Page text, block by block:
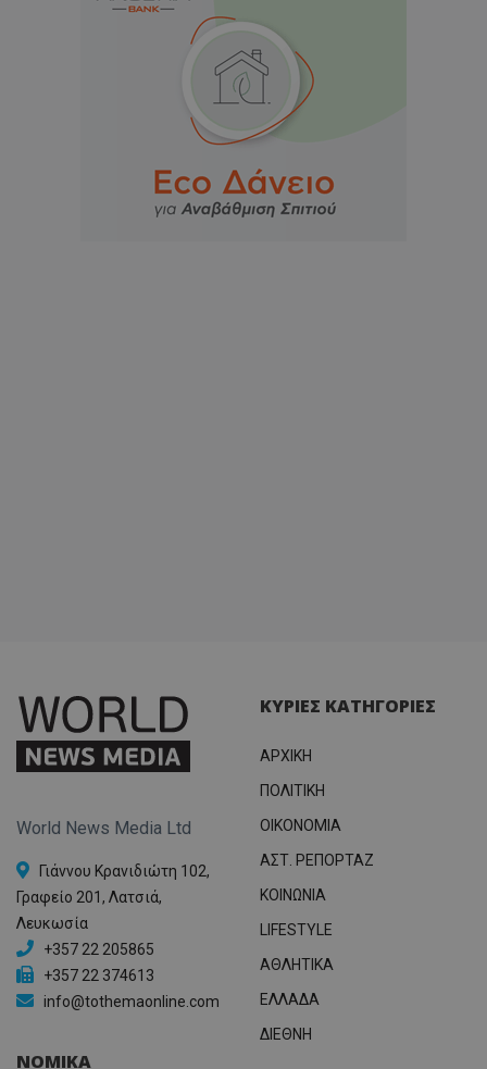
World News Media Ltd
Γιάννου Κρανιδιώτη 102,
Γραφείο 201, Λατσιά,
Λευκωσία
+357 22 205865
+357 22 374613
info@tothemaonline.com
ΚΥΡΙΕΣ ΚΑΤΗΓΟΡΙΕΣ
ΑΡΧΙΚΗ
ΠΟΛΙΤΙΚΗ
OIKONOMIA
ΑΣΤ. ΡΕΠΟΡΤΑΖ
ΚΟΙΝΩΝΙΑ
LIFESTYLE
ΑΘΛΗΤΙΚΑ
ΕΛΛΑΔΑ
ΔΙΕΘΝΗ
ΝΟΜΙΚΑ